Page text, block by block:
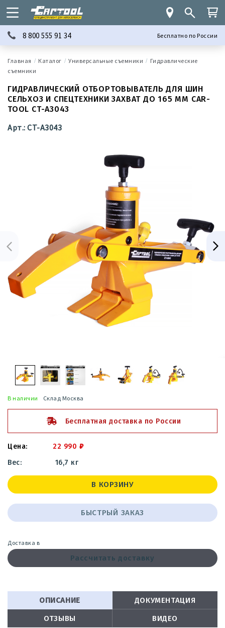
8 800 555 91 34 Бесплатно по России
Каталог Универсальные съемники
Гидравлические
съемники
ГИДРАВЛИЧЕСКИЙ ОТБОРТОВЫВАТЕЛЬ ДЛЯ ШИН
СЕЛЬХОЗ И СПЕЦТЕХНИКИ ЗАХВАТ ДО 165 ММ CAR-
TOOL CT-A3043
Арт.: CT-A3043
22 990 ₽
16,7 кг
Бесплатная доставка по России
БЫСТРЫЙ ЗАКАЗ
В КОРЗИНУ
Склад Москва
В наличии
Доставка в
Рассчитать доставку
ОПИСАНИЕ
ДОКУМЕНТАЦИЯ
ОТЗЫВЫ
ВИДЕО